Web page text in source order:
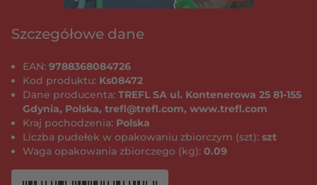
Szczegółowe dane
EAN: 9788368084726
Kod produktu: Ks08472
Dane producenta: TREFL SA ul. Kontenerowa 25 81-155
Gdynia, Polska, trefl@trefl.com, www.trefl.com
Kraj pochodzenia: Polska
Liczba pudełek w opakowaniu zbiorczym (szt): szt
Waga opakowania zbiorczego (kg): 0.09